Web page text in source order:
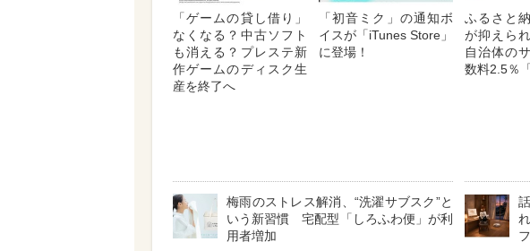
「ゲームの貸し借り」
なくなる？中古ソフト
も消える？プレステ新
作ゲームのディスク生
産を終了へ
「初音ミク」の通知ボ
イスが「iTunes Store」
に登場！
ふるさと
が抑えら
自治体の
数料2.5％
梅雨のストレス解消、“洗濯サブスク”と
いう新習慣 宅配型「しろふわ便」が利
用者増加